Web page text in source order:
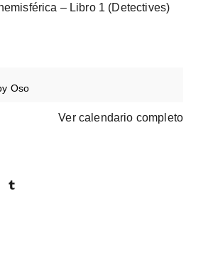
– Libro 1 (Detectives)
Oso
Ver calendario completo